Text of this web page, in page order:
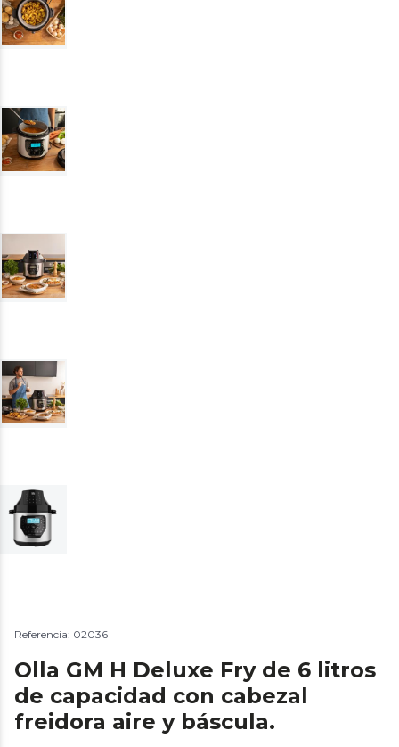
Referencia: 02036
Olla GM H Deluxe Fry de 6 litros
de capacidad con cabezal
freidora aire y báscula.